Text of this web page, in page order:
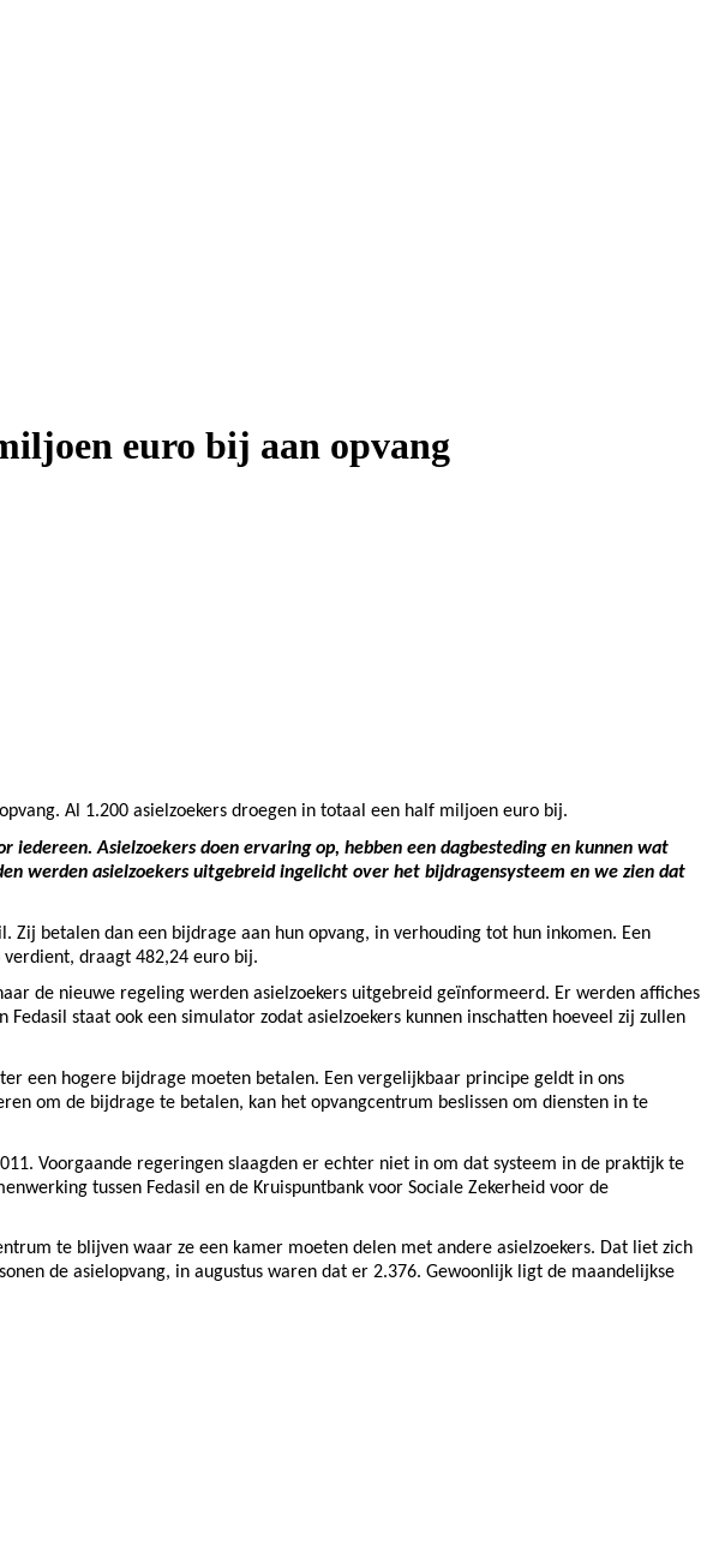
euro bij aan opvang
Al 1.200 asielzoekers droegen in totaal een half miljoen euro bij.
Asielzoekers doen ervaring op, hebben een dagbesteding en kunnen wat
werden asielzoekers uitgebreid ingelicht over het bijdragensysteem en we zien dat
Zij betalen dan een bijdrage aan hun opvang, in verhouding tot hun inkomen. Een
draagt 482,24 euro bij.
de nieuwe regeling werden asielzoekers uitgebreid geïnformeerd. Er werden affiches
staat ook een simulator zodat asielzoekers kunnen inschatten hoeveel zij zullen
een hogere bijdrage moeten betalen. Een vergelijkbaar principe geldt in ons
om de bijdrage te betalen, kan het opvangcentrum beslissen om diensten in te
Voorgaande regeringen slaagden er echter niet in om dat systeem in de praktijk te
tussen Fedasil en de Kruispuntbank voor Sociale Zekerheid voor de
te blijven waar ze een kamer moeten delen met andere asielzoekers. Dat liet zich
de asielopvang, in augustus waren dat er 2.376. Gewoonlijk ligt de maandelijkse